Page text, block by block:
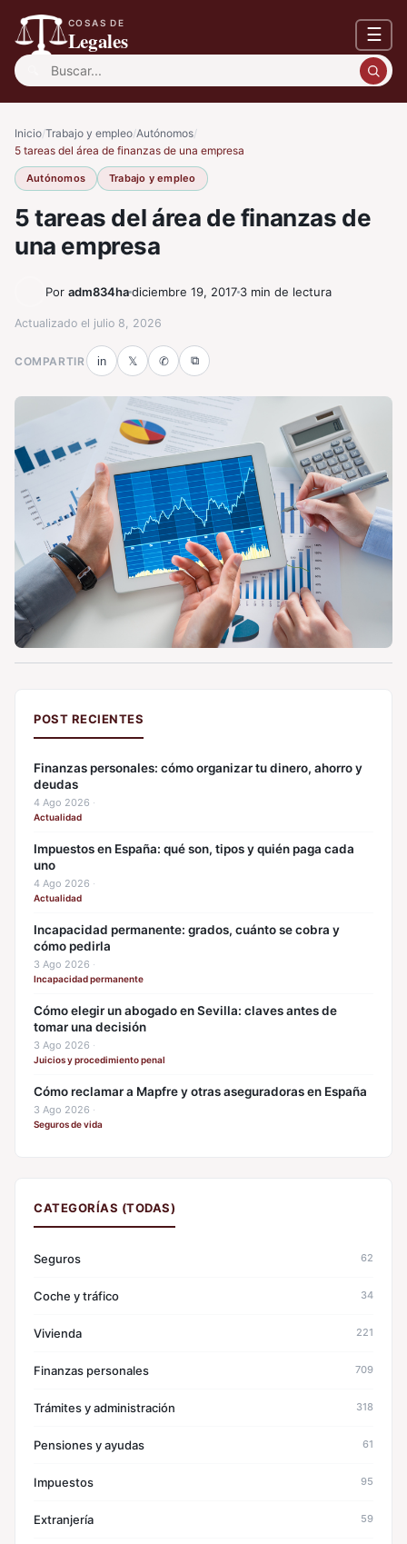
COSAS DE
Legales ☰
Buscar:
Inicio/Trabajo y empleo/Autónomos/
5 tareas del área de finanzas de una empresa
Autónomos Trabajo y empleo
5 tareas del área de finanzas de
una empresa
Por adm834hadiciembre 19, 2017 3 min de lectura
Actualizado el julio 8, 2026
COMPARTIR in 𝕏 ✆ ⧉
POST RECIENTES
Finanzas personales: cómo organizar tu dinero, ahorro y
deudas
4 Ago 2026 ·
Actualidad
Impuestos en España: qué son, tipos y quién paga cada
uno
4 Ago 2026 ·
Actualidad
Incapacidad permanente: grados, cuánto se cobra y
cómo pedirla
3 Ago 2026 ·
Incapacidad permanente
Cómo elegir un abogado en Sevilla: claves antes de
tomar una decisión
3 Ago 2026 ·
Juicios y procedimiento penal
Cómo reclamar a Mapfre y otras aseguradoras en España
3 Ago 2026 ·
Seguros de vida
CATEGORÍAS (TODAS)
Seguros 62
Coche y tráfico 34
Vivienda 221
Finanzas personales 709
Trámites y administración 318
Pensiones y ayudas 61
Impuestos 95
Extranjería 59